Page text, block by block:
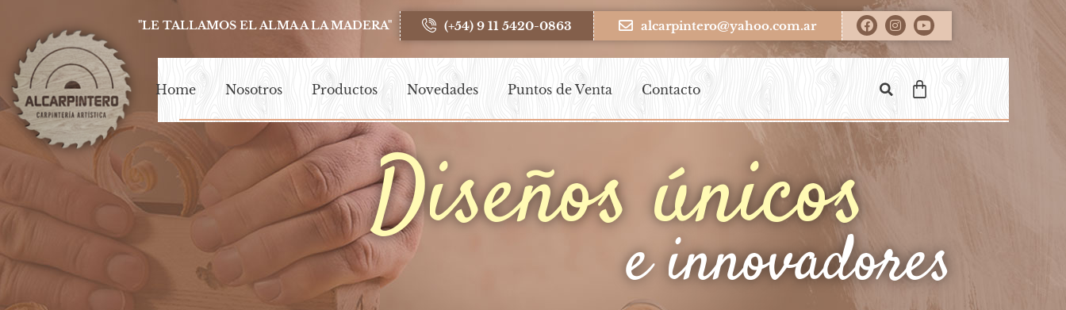
"LE TALLAMOS EL ALMA A LA MADERA" (+54) 9 11 5420-0863 alcarpintero@yahoo.com.ar
Home Nosotros Productos Novedades Puntos de Venta Contacto
Diseños únicos
e innovadores